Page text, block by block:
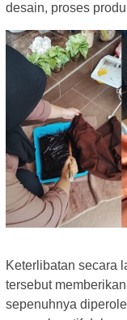
desain, proses
Keterlibatan secara
tersebut
sepenuhnya